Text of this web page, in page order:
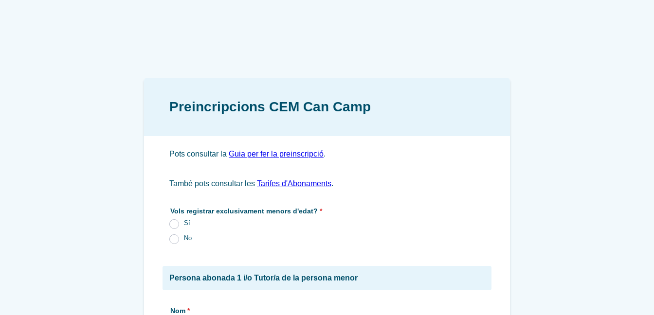
Preincripcions CEM Can Camp
Pots consultar la Guia per fer la preinscripció.
També pots consultar les Tarifes d'Abonaments.
Vols registrar exclusivament menors d'edat? *
Sí
No
Persona abonada 1 i/o Tutor/a de la persona menor
Nom *